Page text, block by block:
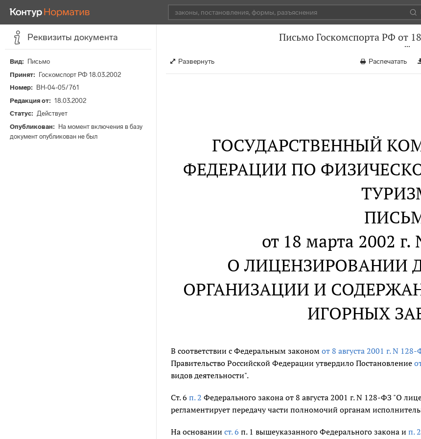
Реквизиты документа
Вид
Письмо
Принят
Госкомспорт РФ 18.03.2002
Номер
ВН-04-05/761
Редакция от
18.03.2002
Статус
Действует
Опубликован
На момент включения в базу
документ опубликован не был
Письмо Госкомспорта РФ от
Развернуть Распечатать
ГОСУДАРСТВЕННЫЙ
ФЕДЕРАЦИИ ПО
от 18 марта 2002
О ЛИЦЕНЗИРОВАНИИ
ОРГАНИЗАЦИИ И
ИГОРНЫХ
В соответствии с Федеральным законом от 8 августа 2001 г. N 128-
Правительство Российской Федерации утвердило Постановление
видов деятельности".
Ст. 6 п. 2 Федерального закона от 8 августа 2001 г. N 128-ФЗ "О
регламентирует передачу части полномочий органам
На основании ст. 6 п. 1 вышеуказанного Федерального закона и п. 2